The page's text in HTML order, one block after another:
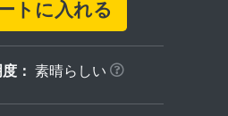
トに入れる
： 素晴らしい